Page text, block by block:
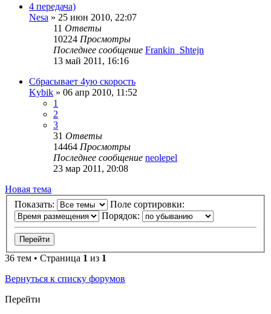
4 передача)
Nesa » 25 июн 2010, 22:07
11 Ответы
10224 Просмотры
Последнее сообщение Frankin_Shtejn
13 май 2011, 16:16
Сбрасывает 4ую скорость
Kybik » 06 апр 2010, 11:52
1
2
3
31 Ответы
14464 Просмотры
Последнее сообщение neolepel
23 мар 2011, 20:08
Новая тема
Показать:
Поле сортировки:
Порядок:
36 тем • Страница 1 из 1
Вернуться к списку форумов
Перейти